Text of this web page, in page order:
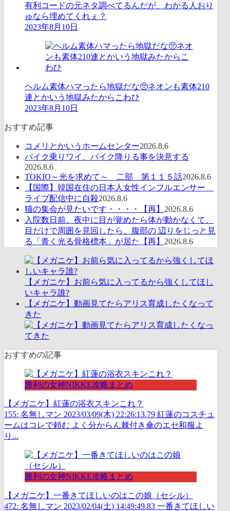
有利コードの元ネタ調べてるんだが、わかる人おり
ゅなら埋めてくれぇ？
2023年8月10日
ヘルム素体ハマったら地獄だな🥺ネオンも素体210
連とかいう地獄みたからこわひ
2023年8月10日
おすすめ記事
コメリとかいうホームセンター2026.8.6
バイク乗りワイ、バイク降りる事を決意する
2026.8.6
TOKIO～光を求めて～ 二部 第１１５話2026.8.6
【国際】韓国在住の日本人女性インフルエンサー
ライブ配信中に自殺2026.8.6
猫の集会が見たいです・・・・【再】 2026.8.6
入院数日前、夜中に目が覚めたら体が動かなくて、
目だけで周囲を見回したら、腹部の 辺りをじっと見
る「青く光る骨格標本」が居た【再】 2026.8.6
【メガニケ】お前ら気に入ってるから強くしてほし
いキャラ誰?
【メガニケ】動画見てたらアリス育成したくなって
きた
おすすめの記事
勝利の女神NIKKE攻略まとめ
【メガニケ】紅蓮の浴衣スキンこれ？
155: 名無しマン 2023/03/09(木) 22:26:13.79 紅蓮のコスチュ
ームはコレで頼む よく分からん棘付き傘のエセ和服よ
り...
勝利の女神NIKKE攻略まとめ
【メガニケ】一番きてほしいのはこの娘（セシル）
472: 名無しマン 2023/02/04(土) 14:49:49.83 一番きてほしい